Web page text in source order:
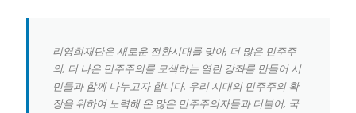
리영희재단은 새로운 전환시대를 맞아, 더 많은 민주주
의, 더 나은 민주주의를 모색하는 열린 강좌를 만들어 시
민들과 함께 나누고자 합니다. 우리 시대의 민주주의 확
장을 위하여 노력해 온 많은 민주주의자들과 더불어, 국